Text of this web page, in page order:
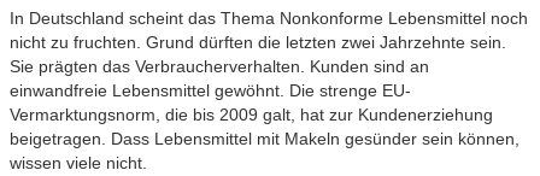
In Deutschland scheint das Thema Nonkonforme Lebensmittel noch
nicht zu fruchten. Grund dürften die letzten zwei Jahrzehnte sein.
Sie prägten das Verbraucherverhalten. Kunden sind an
einwandfreie Lebensmittel gewöhnt. Die strenge EU-
Vermarktungsnorm, die bis 2009 galt, hat zur Kundenerziehung
beigetragen. Dass Lebensmittel mit Makeln gesünder sein können,
wissen viele nicht.